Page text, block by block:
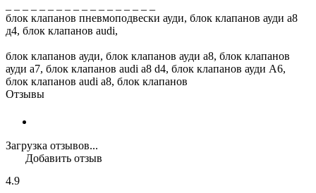
блок клапанов пневмоподвески ауди, блок клапанов ауди а8
д4, блок клапанов audi,
блок клапанов ауди, блок клапанов ауди а8, блок клапанов
ауди а7, блок клапанов audi a8 d4, блок клапанов ауди А6,
блок клапанов audi a8, блок клапанов
Отзывы
Загрузка отзывов...
4.9
Добавить отзыв